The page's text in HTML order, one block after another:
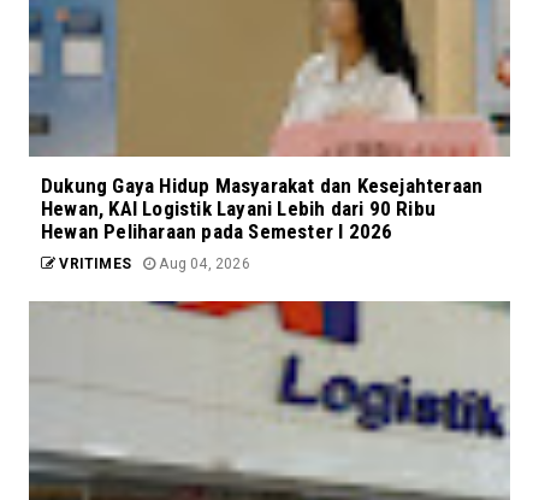
Dukung Gaya Hidup Masyarakat dan Kesejahteraan
Hewan, KAI Logistik Layani Lebih dari 90 Ribu
Hewan Peliharaan pada Semester I 2026
VRITIMES Aug 04, 2026